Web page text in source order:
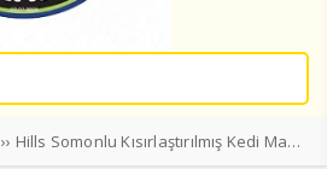
›› Hills Somonlu Kısırlaştırılmış Kedi Maması 8kg